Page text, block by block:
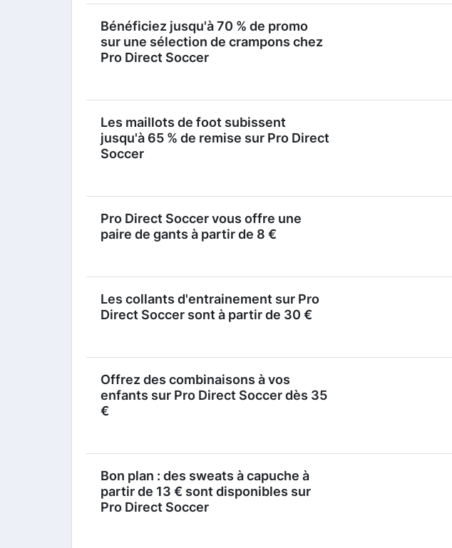
Bénéficiez jusqu'à 70 % de promo
sur une sélection de crampons chez
Pro Direct Soccer
Les maillots de foot subissent
jusqu'à 65 % de remise sur Pro Direct
Soccer
Pro Direct Soccer vous offre une
paire de gants à partir de 8 €
Les collants d'entrainement sur Pro
Direct Soccer sont à partir de 30 €
Offrez des combinaisons à vos
enfants sur Pro Direct Soccer dès 35
€
Bon plan : des sweats à capuche à
partir de 13 € sont disponibles sur
Pro Direct Soccer